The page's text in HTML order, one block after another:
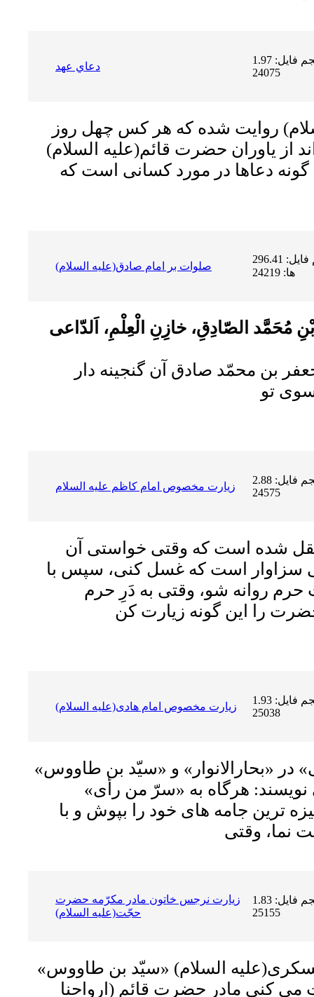
دعاي عهد
حجم فایل: 1.97 MB | دریافت ها:
24075
روایت شده که هر کس چهل روز
از یاوران حضرت قائم(علیه السلام)
گونه دعاها در مورد کسانى است که
صلوات بر امام صادق(علیه السلام)
حجم فایل: 296.41 KB | دریافت
ها: 24219
مُحَمَّد الصّادِقِ، خازِنِ الْعِلْمِ، اَلدّاعى
بن محمّد صادق آن گنجینه دار
تو
زيارت مخصوص امام كاظم عليه السلام
حجم فایل: 2.88 MB | دریافت ها:
24575
شده است که وقتى خواستى آن
سزاوار است که غسل کنى، سپس با
روانه شو، وقتى به دَرِ حرم
زیارت مخصوص امام هادى(علیه السلام)
حجم فایل: 1.93 MB | دریافت ها:
25038
در «بحارالانوار» و «سیّد بن طاووس»
نویسند: هرگاه به «سرّ من رأى»
ترین جامه هاى خود را بپوش و با
زیارت نرجس خاتون مادر مکرّمه حضرت
حجّت(علیه السلام)
حجم فایل: 1.83 MB | دریافت ها:
25155
السلام) «سیّد بن طاووس»
مى کنى مادر حضرت قائم (ارواحنا